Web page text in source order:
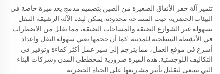
تتميز آلة حفر الأنفاق الصغيرة من الصين بتصميم مدمج يعد ميزة خاصة في
البيئات الحضرية حيث المساحة محدودة. يمكن لهذه الآلة الرشيقة التنقل
بسهولة عبر الشوارع الضيقة والمساحات الضيقة، مما يقلل من الاضطراب
في الأنشطة السطحية للمدينة. كما أن حجمها يعني سهولة النقل وإعداد
أسرع في موقع العمل، مما يترجم إلى سير عمل أكثر كفاءة وتوفير في
التكاليف اللوجستية. هذه الميزة ضرورية لمخططي المدن وشركات البناء
التي تسعى لتقليل تأثير مشاريعها على الحياة الحضرية.